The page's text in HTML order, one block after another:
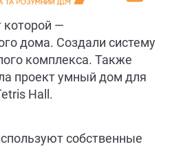
которой —
дома. Создали систему
комплекса. Также
проект умный дом для
Hall.
собственные